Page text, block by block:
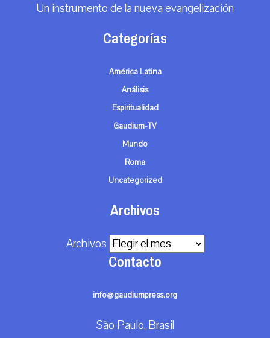
Un instrumento de la nueva evangelización
Categorías
América Latina
Análisis
Espiritualidad
Gaudium-TV
Mundo
Roma
Uncategorized
Archivos
Archivos
Contacto
info@gaudiumpress.org
São Paulo, Brasil